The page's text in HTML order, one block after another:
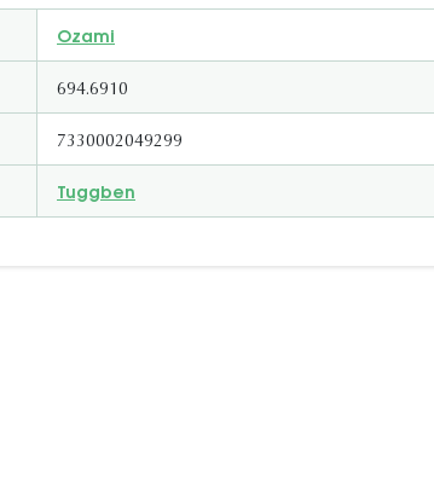
Ozami
694.6910
7330002049299
Tuggben